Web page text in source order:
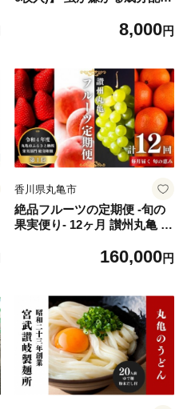
ェットシート 虫よけ 防虫 忌
め買い
8,000円
香川県丸亀市
絶品フルーツの定期便 -旬の
果実便り- 12ヶ月 讃州丸亀 定
わせ 小原紅早生みかん いち
みかん ゴールドキウイ さぬ
きひめ 旬の果物 くだもの 12
回 1年 お楽しみ 香川県 丸亀
市
160,000円